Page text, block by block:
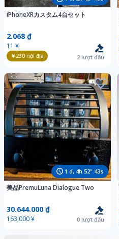
iPhoneXRカスタム4台セット
2.068 ₫
11 ¥
￥230nội địa 2 lượt đấu
1 d, 4h 52" 41s
美品PremuLuna Dialogue Two
30.644.000 ₫
163,000 ¥ 0 lượt đấu